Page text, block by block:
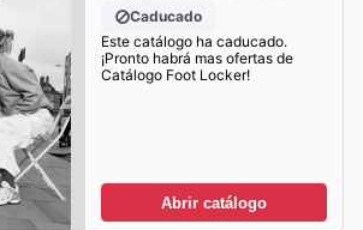
Caducado
Este catálogo ha caducado.
¡Pronto habrá mas ofertas de
Catálogo Foot Locker!
Abrir catálogo